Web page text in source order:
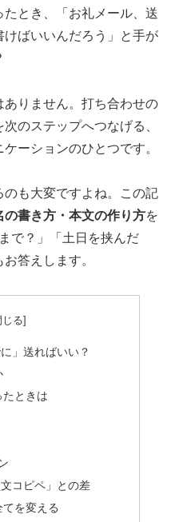
とき、「お礼メール、送
ばいいんだろう」と手が
りません。打ち合わせの
のステップへつなげる、
ーションのひとつです。
も大変ですよね。この記
書き方・本文の作り方を
で？」「土日を挟んだ
答えします。
」送ればいい？
ときは
コピペ」との差
てを変える